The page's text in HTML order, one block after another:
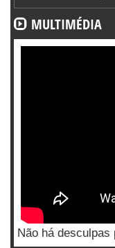
MULTIMÉDIA
Não há